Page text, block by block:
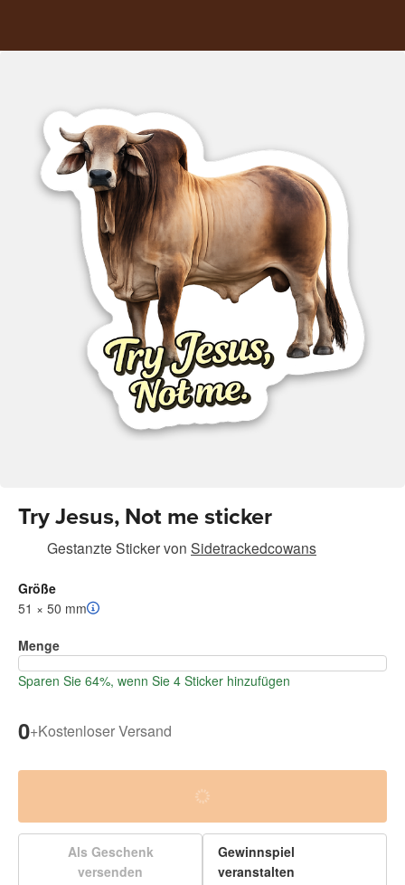
Try Jesus, Not me sticker
Gestanzte Stickervon Sidetrackedcowans
Größe
51 × 50 mm
Menge
Sparen Sie 64%, wenn Sie 4 Sticker hinzufügen
0+Kostenloser Versand
Als Geschenk
versenden
Gewinnspiel
veranstalten